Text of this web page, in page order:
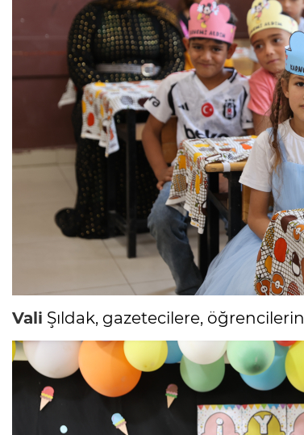
Vali Şıldak, gazetecilere, öğrencilerin